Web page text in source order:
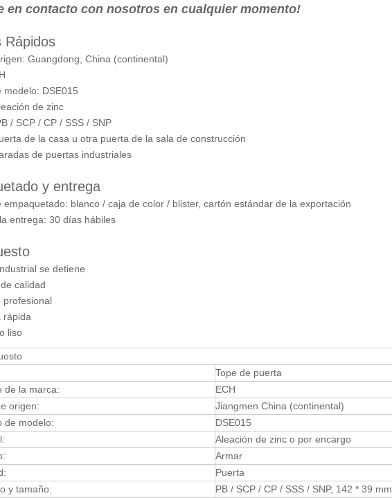
en contacto con nosotros en cualquier momento!
Rápidos
Guangdong, China (continental)
modelo: DSE015
de zinc
/ SCP / CP / SSS / SNP
de la casa u otra puerta de la sala de construcción
de puertas industriales
y entrega
empaquetado: blanco / caja de color / blister, cartón estándar de la exportación
la entrega: 30 días hábiles
se detiene
de calidad
profesional
rápida
liso
Tope de puerta
de la marca:
ECH
origen:
Jiangmen China (continental)
de modelo:
DSE015
Aleación de zinc o por encargo
Armar
Puerta
y tamaño:
PB / SCP / CP / SSS / SNP, 142 * 39 mm